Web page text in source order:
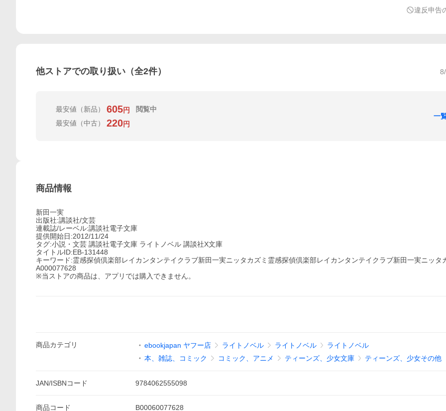
違反申告
他ストアでの取り扱い（全2件）
最安値 （新品） 605円
閲覧中
最安値 （中古） 220円
一
商品情報
新田一実
出版社:講談社/文芸
連載誌/レーベル:講談社電子文庫
提供開始日:2012/11/24
タグ:小説・文芸 講談社電子文庫 ライトノベル 講談社X文庫
タイトルID:EB-131448
キーワード:霊感探偵倶楽部レイカンタンテイクラブ新田一実ニッタカズミ霊感探偵倶楽部レイカンタンテイクラブ新田一実ニッタ
A000077628
※当ストアの商品は、アプリでは購入できません。
商品カテゴリ ebookjapan ヤフー店 ライトノベル ライトノベル
ライトノベル
本、雑誌、コミック
コミック、アニメ ティーンズ、少女文庫 ティーンズ、少女その他
JAN/ISBNコード 9784062555098
商品コード B00060077628